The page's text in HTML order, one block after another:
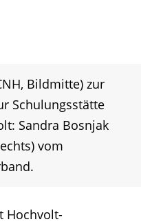
Bildmitte) zur
Schulungsstätte
Sandra Bosnjak
vom
Hochvolt-